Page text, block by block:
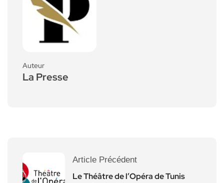
Auteur
La Presse
Article Précédent
Le Théâtre de l’Opéra de Tunis